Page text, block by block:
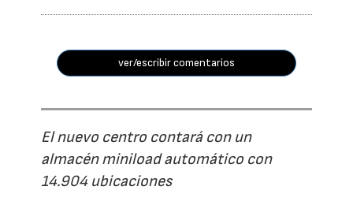
ver/escribir comentarios
El nuevo centro contará con un
almacén miniload automático con
14.904 ubicaciones